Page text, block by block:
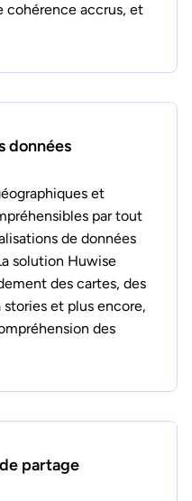
accrus, et
données
et
par tout
de données
solution Huwise
des cartes, des
et plus encore,
des
partage